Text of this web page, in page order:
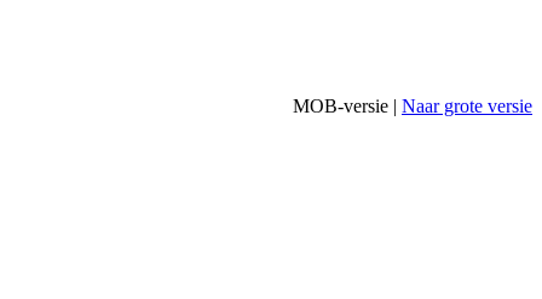
MOB-versie | Naar grote versie